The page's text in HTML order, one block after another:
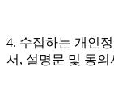
4. 수집하는 개인정
서, 설명문 및 동